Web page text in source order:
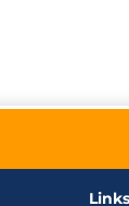
Links